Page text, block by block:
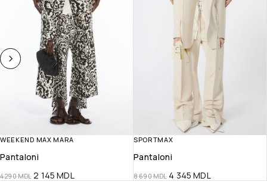
WEEKEND MAX MARA
Pantaloni
4 290MDL 2 145MDL
SPORTMAX
Pantaloni
8 690MDL 4 345MDL